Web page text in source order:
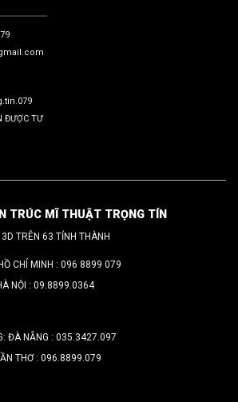
ĐƯỢC TƯ
TRÚC MĨ THUẬT TRỌNG TÍN
TRÊN 63 TỈNH THÀNH
CHÍ MINH : 096 8899 079
NỘI : 09.8899.0364
ĐÀ NẴNG : 035.3427.097
THƠ : 096.8899.079